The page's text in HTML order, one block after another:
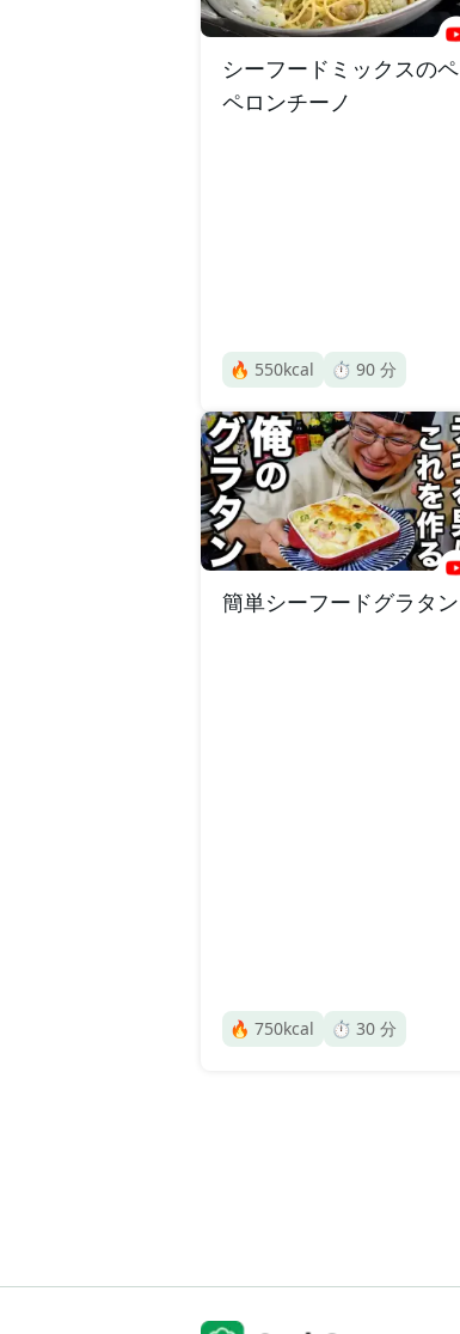
シーフードミックスのペ
ペロンチーノ
🔥 550kcal ⏱️ 90 分
簡単シーフードグラタン
🔥 750kcal ⏱️ 30 分